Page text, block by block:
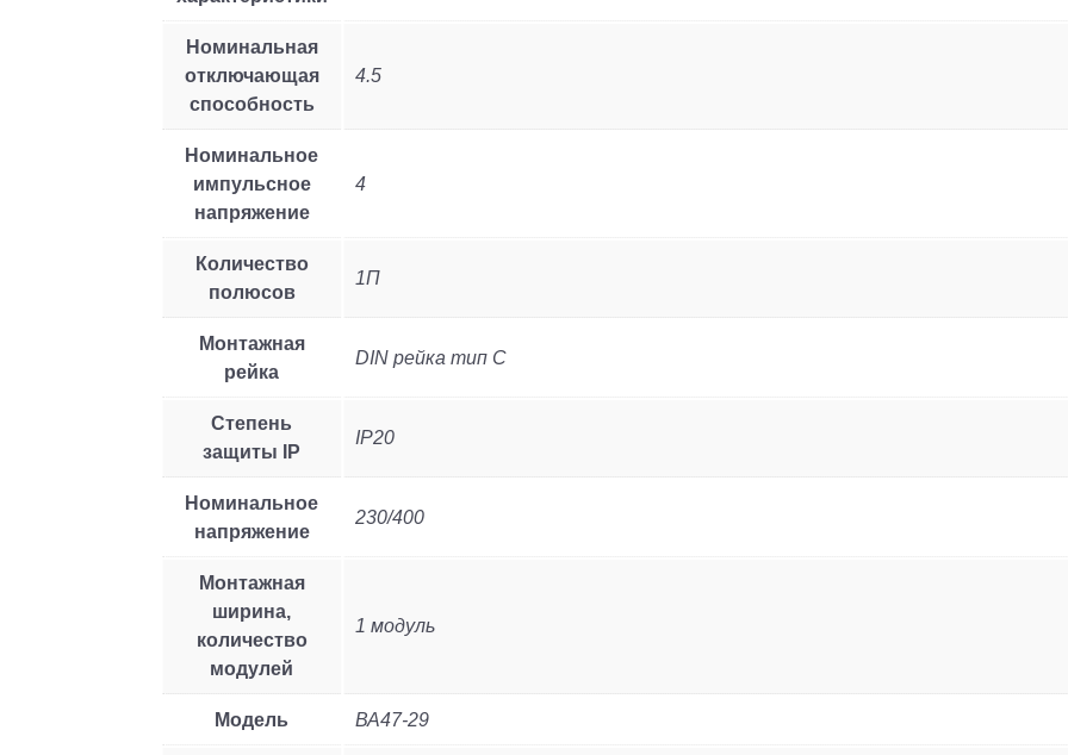
Номинальная
отключающая
способность
4.5
Номинальное
импульсное
напряжение
4
Количество
полюсов
1П
Монтажная
рейка
DIN рейка тип C
Степень
защиты IP
IP20
Номинальное
напряжение
230/400
Монтажная
ширина,
количество
модулей
1 модуль
Модель ВА47-29